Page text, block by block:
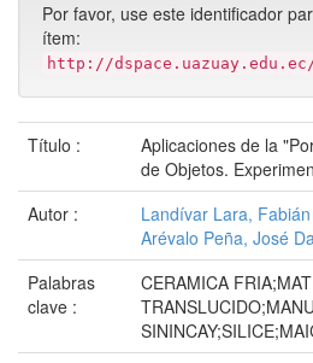
Por favor, use este identificador
ítem:
http://
Título :
Aplicaciones de la
de Objetos.
Autor :
Landívar Lara, Fabián
Arévalo Peña, José
Palabras
clave :
CERAMICA